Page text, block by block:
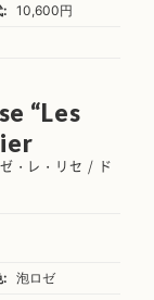
:
10,600円
“Les
・レ・リセ / ド
:
泡ロゼ